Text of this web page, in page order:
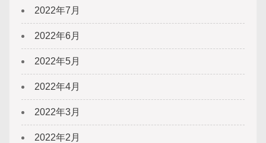
2022年7月
2022年6月
2022年5月
2022年4月
2022年3月
2022年2月